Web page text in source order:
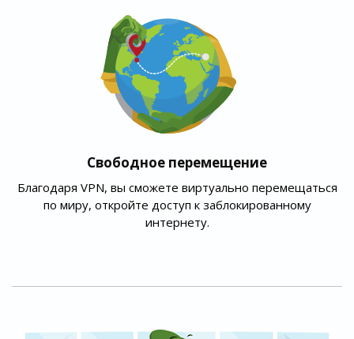
Свободное перемещение
Благодаря VPN, вы сможете виртуально перемещаться
по миру, откройте доступ к заблокированному
интернету.